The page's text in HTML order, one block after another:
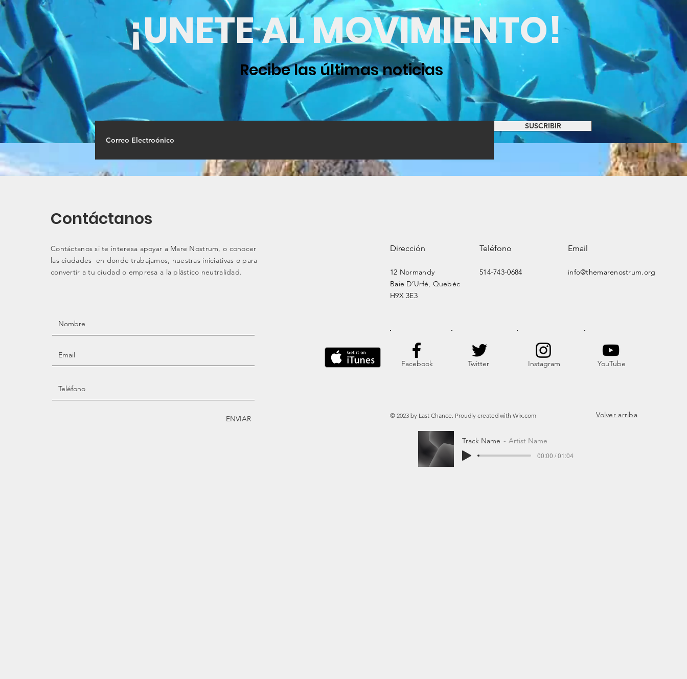
¡UNETE AL MOVIMIENTO!
Recibe las últimas noticias
SUSCRIBIR
Contáctanos
Contáctanos si te interesa apoyar a Mare Nostrum, o conocer
las ciudades en donde trabajamos, nuestras iniciativas o para
convertir a tu ciudad o empresa a la plástico neutralidad.
ENVIAR
Dirección Teléfono
12 Normandy
Baie D’Urfé, Quebéc
H9X 3E3
514-743-0684
Email
info@themarenostrum.org
Facebook Twitter Instagram YouTube
© 2023 by Last Chance. Proudly created with Wix.com Volver arriba
Track Name Artist Name
00:00 / 01:04